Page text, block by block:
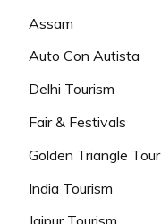
Assam
Auto Con Autista
Delhi Tourism
Fair & Festivals
Golden Triangle Tour
India Tourism